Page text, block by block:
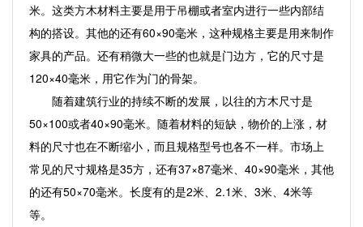
米。这类方木材料主要是用于吊棚或者室内进行一些内部结
构的搭设。其他的还有60×90毫米，这种规格主要是用来制作
家具的产品。还有稍微大一些的也就是门边方，它的尺寸是
120×40毫米，用它作为门的骨架。
随着建筑行业的持续不断的发展，以往的方木尺寸是
50×100或者40×90毫米。随着材料的短缺，物价的上涨，材
料的尺寸也在不断缩小，而且规格型号也各不一样。市场上
常见的尺寸规格是35方，还有37×87毫米、40×90毫米，其他
的还有50×70毫米。长度有的是2米、2.1米、3米、4米等
等。